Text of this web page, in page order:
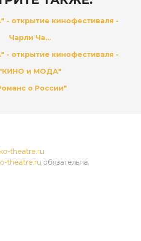
открытие кинофестиваля -
Чарли Ча...
открытие кинофестиваля -
и МОДА"
о России"
theatre.ru
theatre.ru обязательна.